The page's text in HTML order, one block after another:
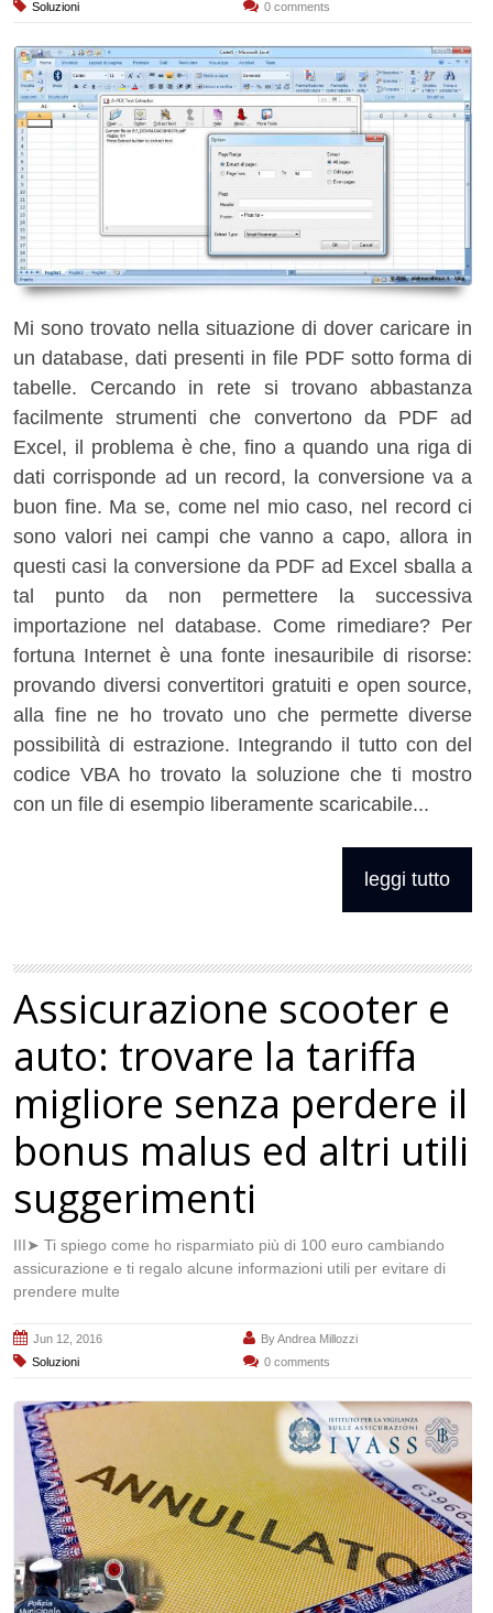
Soluzioni 0 comments
Mi sono trovato nella situazione di dover caricare in
un database, dati presenti in file PDF sotto forma di
tabelle. Cercando in rete si trovano abbastanza
facilmente strumenti che convertono da PDF ad
Excel, il problema è che, fino a quando una riga di
dati corrisponde ad un record, la conversione va a
buon fine. Ma se, come nel mio caso, nel record ci
sono valori nei campi che vanno a capo, allora in
questi casi la conversione da PDF ad Excel sballa a
tal punto da non permettere la successiva
importazione nel database. Come rimediare? Per
fortuna Internet è una fonte inesauribile di risorse:
provando diversi convertitori gratuiti e open source,
alla fine ne ho trovato uno che permette diverse
possibilità di estrazione. Integrando il tutto con del
codice VBA ho trovato la soluzione che ti mostro
con un file di esempio liberamente scaricabile...
leggi tutto
Pages
Assicurazione scooter e
auto: trovare la tariffa
migliore senza perdere il
bonus malus ed altri utili
suggerimenti
III➤ Ti spiego come ho risparmiato più di 100 euro cambiando
assicurazione e ti regalo alcune informazioni utili per evitare di
prendere multe
Jun 12, 2016 ByAndrea Millozzi
Soluzioni
0 comments